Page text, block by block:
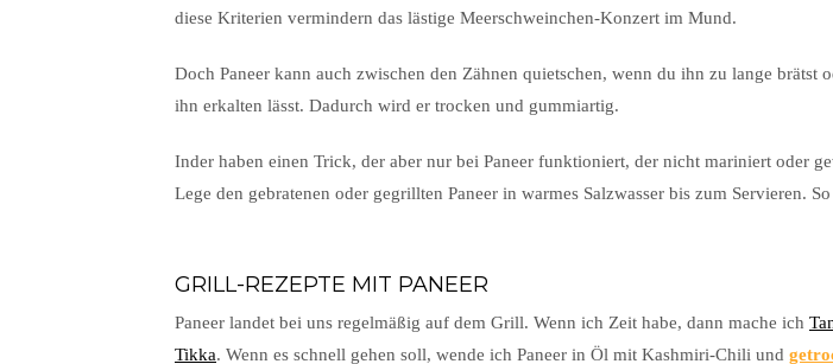
diese Kriterien vermindern das lästige Meerschweinchen-Konzert im Mund.
Doch Paneer kann auch zwischen den Zähnen quietschen, wenn du ihn zu lange brätst
ihn erkalten lässt. Dadurch wird er trocken und gummiartig.
Inder haben einen Trick, der aber nur bei Paneer funktioniert, der nicht mariniert oder
Lege den gebratenen oder gegrillten Paneer in warmes Salzwasser bis zum Servieren.
GRILL-REZEPTE MIT PANEER
Paneer landet bei uns regelmäßig auf dem Grill. Wenn ich Zeit habe, dann mache ich
Tikka. Wenn es schnell gehen soll, wende ich Paneer in Öl mit Kashmiri-Chili und